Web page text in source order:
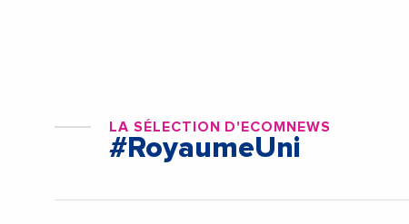
LA SÉLECTION D'ECOMNEWS
#RoyaumeUni